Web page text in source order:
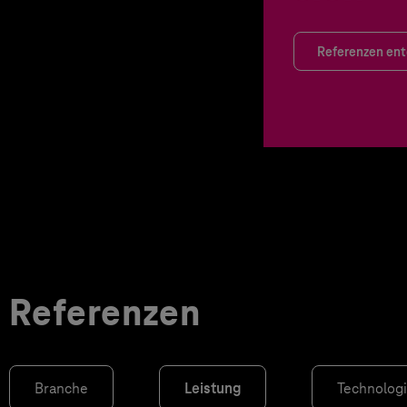
Referenzen
Referenzen
Branche Leistung